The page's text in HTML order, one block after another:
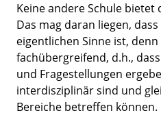
Keine andere Schule bietet
Das mag daran liegen,
eigentlichen Sinne ist, denn
fachübergreifend, d.h.,
und Fragestellungen
interdisziplinär sind und
Bereiche betreffen können.